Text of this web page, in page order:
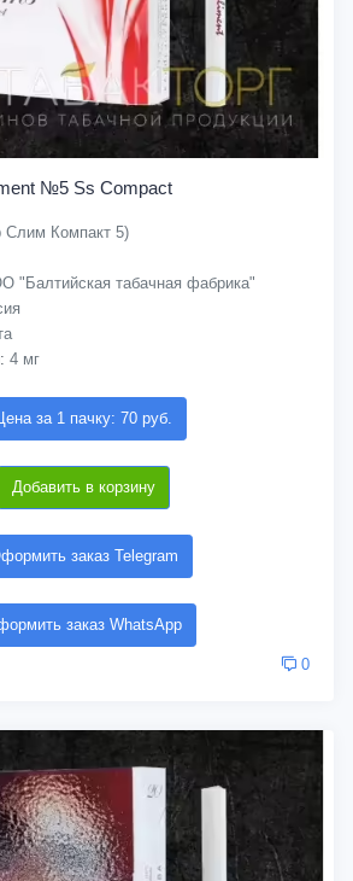
№5 Ss Compact
Слим Компакт 5)
"Балтийская табачная фабрика"
4 мг
за 1 пачку: 70 руб.
Добавить в корзину
заказ Telegram
заказ WhatsApp
0